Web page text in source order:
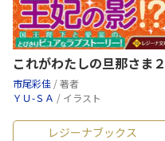
これがわたしの旦那さま２
市尾彩佳 / 著者
ＹＵ-ＳＡ / イラスト
レジーナブックス